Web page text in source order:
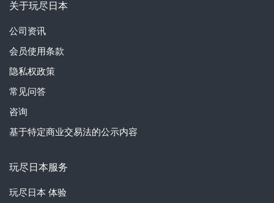
关于玩尽日本
公司资讯
会员使用条款
隐私权政策
常见问答
咨询
基于特定商业交易法的公示内容
玩尽日本服务
玩尽日本 体验